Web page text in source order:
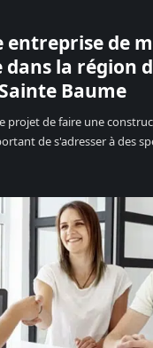
entreprise de
la région
Baume
projet de faire une
de s'adresser à des